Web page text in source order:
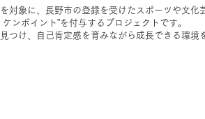
対象に、長野市の登録を受けたスポーツや文化
ンポイント”を付与するプロジェクトです。
け、自己肯定感を育みながら成長できる環境